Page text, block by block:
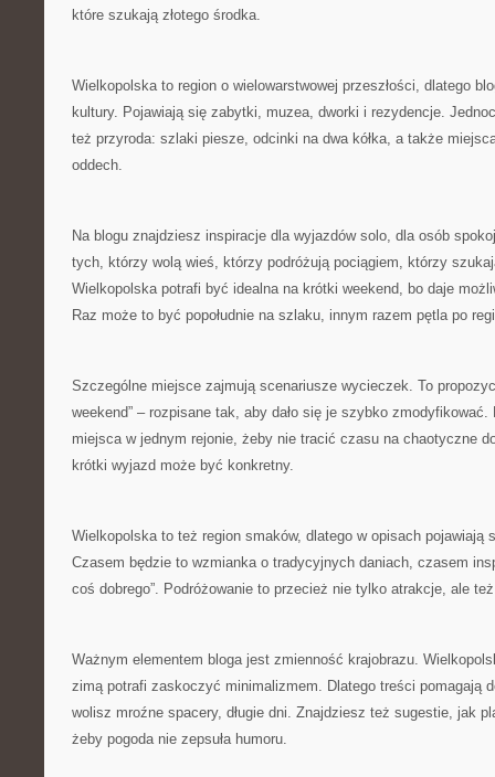
które szukają złotego środka.
Wielkopolska to region o wielowarstwowej przeszłości, dlatego
kultury. Pojawiają się zabytki, muzea, dworki i rezydencje.
też przyroda: szlaki piesze, odcinki na dwa kółka, a także
oddech.
Na blogu znajdziesz inspiracje dla wyjazdów solo, dla osób
tych, którzy wolą wieś, którzy podróżują pociągiem, którzy
Wielkopolska potrafi być idealna na krótki weekend, bo daje
Raz może to być popołudnie na szlaku, innym razem pętla po
Szczególne miejsce zajmują scenariusze wycieczek. To
weekend” – rozpisane tak, aby dało się je szybko zmodyfikować.
miejsca w jednym rejonie, żeby nie tracić czasu na chaotyczne
krótki wyjazd może być konkretny.
Wielkopolska to też region smaków, dlatego w opisach pojawiają
Czasem będzie to wzmianka o tradycyjnych daniach, czasem
coś dobrego”. Podróżowanie to przecież nie tylko atrakcje, ale
Ważnym elementem bloga jest zmienność krajobrazu.
zimą potrafi zaskoczyć minimalizmem. Dlatego treści pomagają
wolisz mroźne spacery, długie dni. Znajdziesz też sugestie, jak
żeby pogoda nie zepsuła humoru.